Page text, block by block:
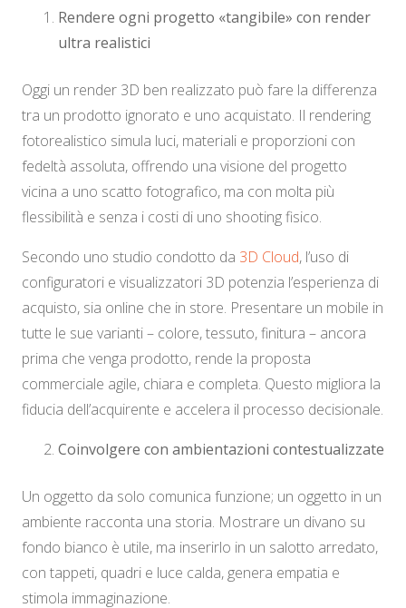
Rendere ogni progetto «tangibile» con render
ultra realistici
Oggi un render 3D ben realizzato può fare la differenza
tra un prodotto ignorato e uno acquistato. Il rendering
fotorealistico simula luci, materiali e proporzioni con
fedeltà assoluta, offrendo una visione del progetto
vicina a uno scatto fotografico, ma con molta più
flessibilità e senza i costi di uno shooting fisico.
Secondo uno studio condotto da 3D Cloud, l’uso di
configuratori e visualizzatori 3D potenzia l’esperienza di
acquisto, sia online che in store. Presentare un mobile in
tutte le sue varianti – colore, tessuto, finitura – ancora
prima che venga prodotto, rende la proposta
commerciale agile, chiara e completa. Questo migliora la
fiducia dell’acquirente e accelera il processo decisionale.
Coinvolgere con ambientazioni contestualizzate
Un oggetto da solo comunica funzione; un oggetto in un
ambiente racconta una storia. Mostrare un divano su
fondo bianco è utile, ma inserirlo in un salotto arredato,
con tappeti, quadri e luce calda, genera empatia e
stimola immaginazione.